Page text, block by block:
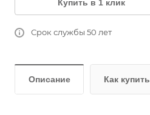
Купить в 1 клик
Срок службы 50 лет
Описание Как купить